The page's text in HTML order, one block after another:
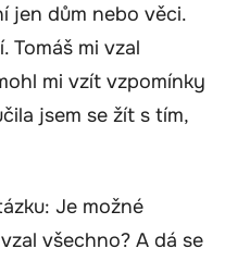
jen dům nebo věci.
Tomáš mi vzal
mi vzít vzpomínky
jsem se žít s tím,
Je možné
všechno? A dá se